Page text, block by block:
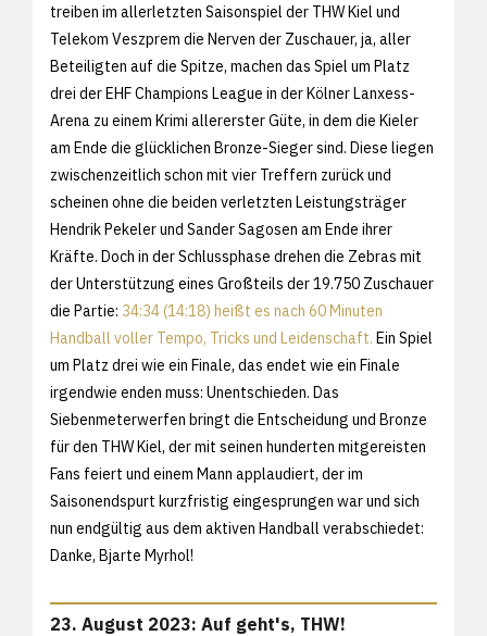
treiben im allerletzten Saisonspiel der THW Kiel und
Telekom Veszprem die Nerven der Zuschauer, ja, aller
Beteiligten auf die Spitze, machen das Spiel um Platz
drei der EHF Champions League in der Kölner Lanxess-
Arena zu einem Krimi allererster Güte, in dem die Kieler
am Ende die glücklichen Bronze-Sieger sind. Diese liegen
zwischenzeitlich schon mit vier Treffern zurück und
scheinen ohne die beiden verletzten Leistungsträger
Hendrik Pekeler und Sander Sagosen am Ende ihrer
Kräfte. Doch in der Schlussphase drehen die Zebras mit
der Unterstützung eines Großteils der 19.750 Zuschauer
die Partie: 34:34 (14:18) heißt es nach 60 Minuten
Handball voller Tempo, Tricks und Leidenschaft. Ein Spiel
um Platz drei wie ein Finale, das endet wie ein Finale
irgendwie enden muss: Unentschieden. Das
Siebenmeterwerfen bringt die Entscheidung und Bronze
für den THW Kiel, der mit seinen hunderten mitgereisten
Fans feiert und einem Mann applaudiert, der im
Saisonendspurt kurzfristig eingesprungen war und sich
nun endgültig aus dem aktiven Handball verabschiedet:
Danke, Bjarte Myrhol!
23. August 2023: Auf geht's, THW!